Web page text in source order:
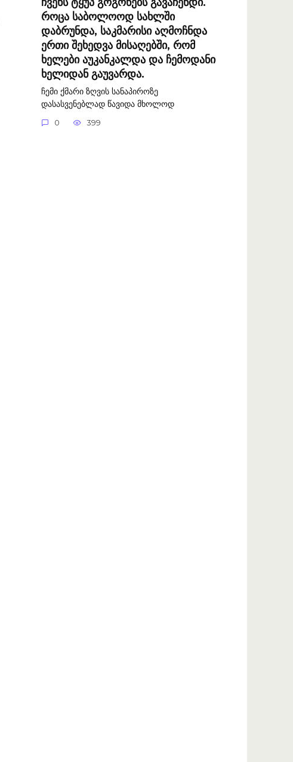
როცა საბოლოოდ სახლში
დაბრუნდა, საკმარისი აღმოჩნდა
ერთი შეხედვა მისაღებში, რომ
ხელები აუკანკალდა და ჩემოდანი
ხელიდან გაუვარდა.
ჩემი ქმარი ზღვის სანაპიროზე
დასასვენებლად წავიდა მხოლოდ
0 399